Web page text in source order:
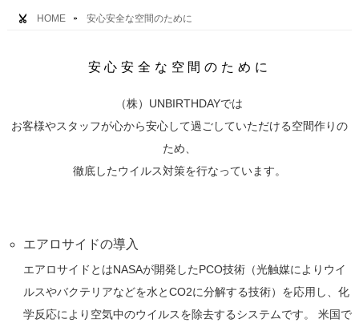
HOME 安心安全な空間のために
安心安全な空間のために
（株）UNBIRTHDAYでは
お客様やスタッフが心から安心して過ごしていただける空間作りの
ため、
徹底したウイルス対策を行なっています。
エアロサイドの導入
エアロサイドとはNASAが開発したPCO技術（光触媒によりウイ
ルスやバクテリアなどを水とCO2に分解する技術）を応用し、化
学反応により空気中のウイルスを除去するシステムです。 米国で